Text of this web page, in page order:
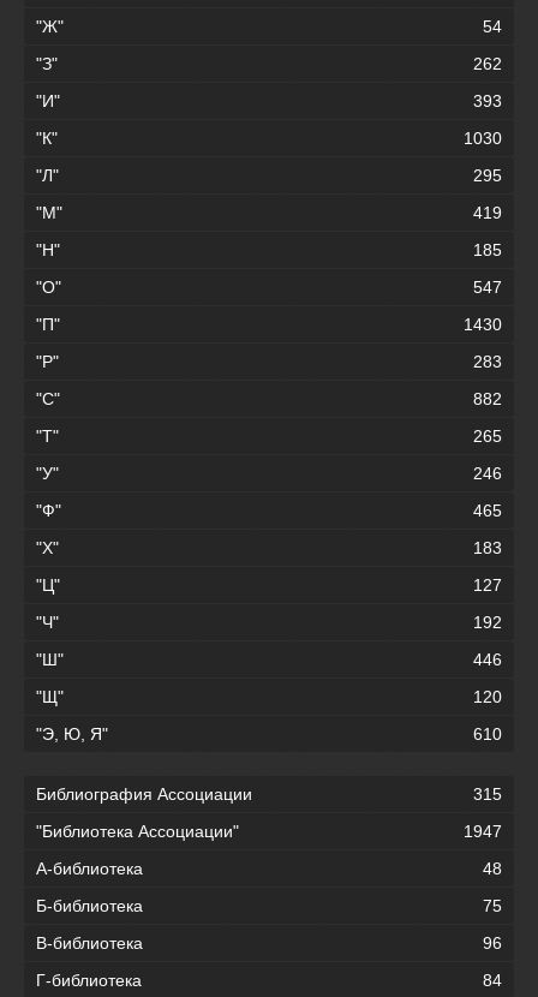
"Ж"
54
"З"
262
"И"
393
"К"
1030
"Л"
295
"М"
419
"Н"
185
"О"
547
"П"
1430
"Р"
283
"С"
882
"Т"
265
"У"
246
"Ф"
465
"Х"
183
"Ц"
127
"Ч"
192
"Ш"
446
"Щ"
120
"Э, Ю, Я"
610
Библиография Ассоциации
315
"Библиотека Ассоциации"
1947
А-библиотека
48
Б-библиотека
75
В-библиотека
96
Г-библиотека
84